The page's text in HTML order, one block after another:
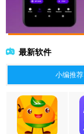
最新软件
小编推荐